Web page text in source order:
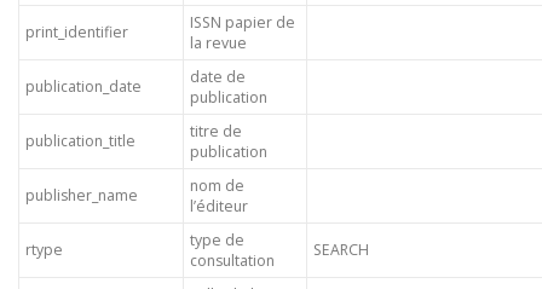
print_identifier
ISSN papier de
la revue
publication_date
date de
publication
publication_title
titre de
publication
publisher_name
nom de
l’éditeur
rtype
type de
consultation
SEARCH